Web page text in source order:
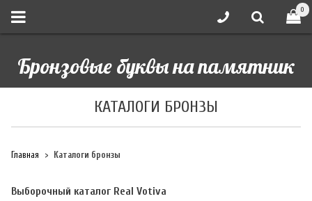
0
Бронзовые буквы на памятник
КАТАЛОГИ БРОНЗЫ
Главная Каталоги бронзы
Выборочный каталог Real Votiva